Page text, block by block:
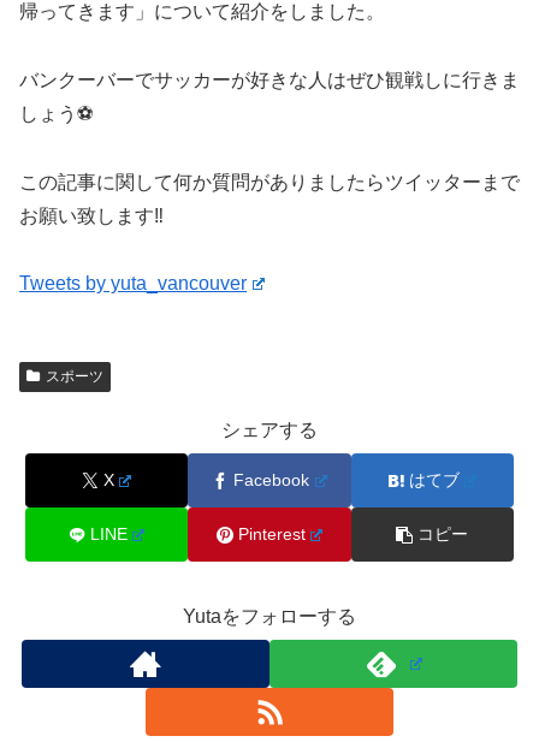
帰ってきます」について紹介をしました。
バンクーバーでサッカーが好きな人はぜひ観戦しに行きま
しょう⚽️
この記事に関して何か質問がありましたらツイッターまで
お願い致します‼️
Tweets by yuta_vancouver
スポーツ
シェアする
X Facebook はてブ
LINE Pinterest コピー
Yutaをフォローする